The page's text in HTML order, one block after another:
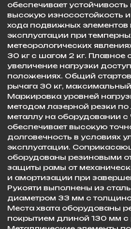
обеспечивает устойчивость
высокую износостойкость
хода подвижных элементов
эксплуатации при
метеорологических
30 кг с шагом 2 кг. Плавное
увеличение нагрузки
положениях. Общий
рычага 30 кг, максимальный
Маркировка уровней
методом лазерной резки по
металлу на оборудовании с
обеспечивает высокую
долговечность в условиях
эксплуатации.
оборудованы резиновыми
защиты рамы от
и амортизации при
Рукояти выполнены из
диаметром 33 мм с
Места хвата оборудованы
покрытием длиной 130 мм